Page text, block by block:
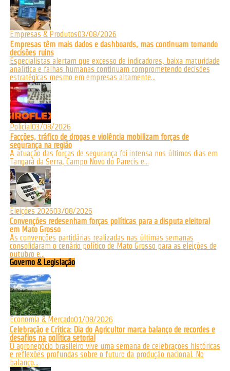
Empresas & Produtos03/08/2026
Empresas têm mais dados e dashboards, mas continuam tomando
decisões ruins
Especialistas alertam que excesso de indicadores, baixa maturidade
analítica e falhas humanas continuam comprometendo decisões
estratégicas mesmo em empresas altamente...
Policial 03/08/2026
Facções, tráfico de drogas e violência mobilizam forças de
segurança na região
A atuação das forças de segurança foi intensa nos últimos dias em
Tangará da Serra, Campo Novo do Parecis e...
Eleições 202603/08/2026
Convenções redesenham forças políticas para a disputa eleitoral
em Mato Grosso
As convenções partidárias realizadas nas últimas semanas
consolidaram o cenário político de Mato Grosso para as eleições de
outubro e...
Governo & Legislação
Economia & Mercado01/08/2026
Celebração e Crítica: Dia do Agricultor marca balanço de recordes e
desafios na política setorial
O agronegócio brasileiro vive uma semana de celebrações históricas
e reflexões profundas sobre o futuro da produção nacional. No
balanço...